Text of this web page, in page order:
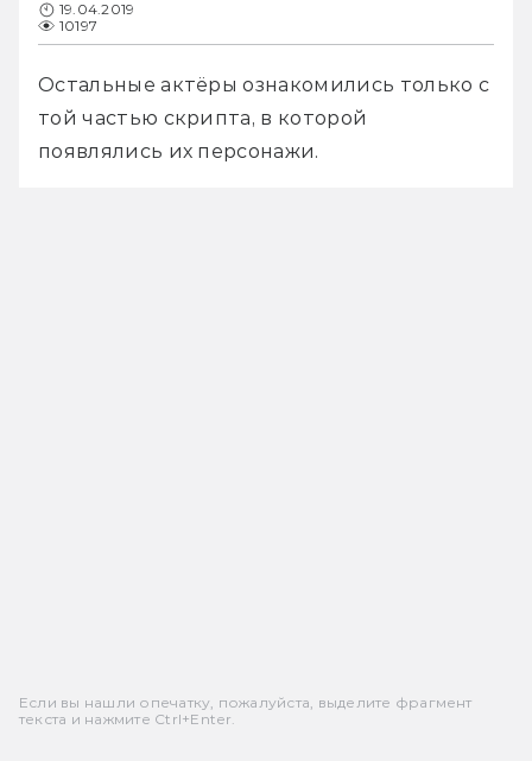
19.04.2019
10197
Остальные актёры ознакомились только с
той частью скрипта, в которой
появлялись их персонажи.
Если вы нашли опечатку, пожалуйста, выделите фрагмент
текста и нажмите Ctrl+Enter.